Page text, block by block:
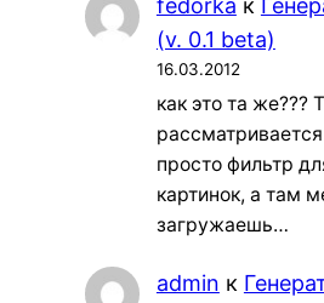
fedorka к
(v. 0.1 beta)
16.03.2012
как это та же???
просто фильтр
картинок, а там
загружаешь…
admin к